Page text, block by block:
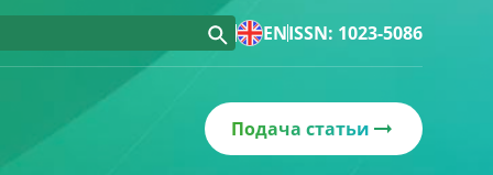
ENISSN: 1023-5086
Подача статьи